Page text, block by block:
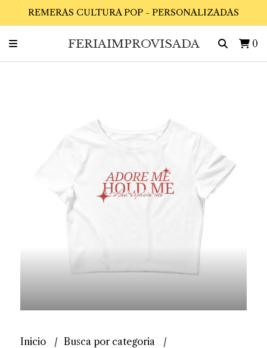
REMERAS CULTURA POP - PERSONALIZADAS
FERIAIMPROVISADA 0
Inicio
Busca por categoria